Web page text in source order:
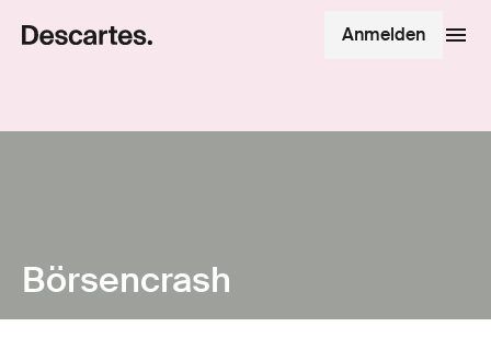
Anmelden
Börsencrash